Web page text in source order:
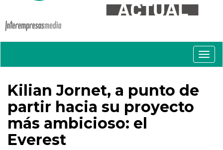
Kilian Jornet, a punto de
partir hacia su proyecto
más ambicioso: el
Everest